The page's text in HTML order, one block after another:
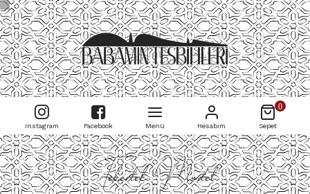
Instagram Facebook Menü Hesabım
0
Sepet
Tekerlek Model